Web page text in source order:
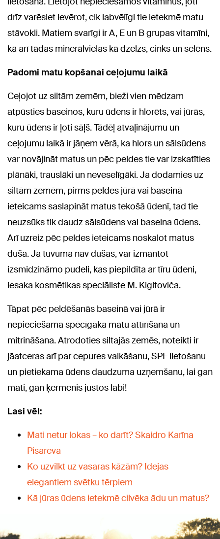
drīz varēsiet ievērot, cik labvēlīgi tie ietekmē matu
stāvokli. Matiem svarīgi ir A, E un B grupas vitamīni,
kā arī tādas minerālvielas kā dzelzs, cinks un selēns.
Padomi matu kopšanai ceļojumu laikā
Ceļojot uz siltām zemēm, bieži vien mēdzam
atpūsties baseinos, kuru ūdens ir hlorēts, vai jūrās,
kuru ūdens ir ļoti sāļš. Tādēļ atvaļinājumu un
ceļojumu laikā ir jāņem vērā, ka hlors un sālsūdens
var novājināt matus un pēc peldes tie var izskatīties
plānāki, trauslāki un neveselīgāki. Ja dodamies uz
siltām zemēm, pirms peldes jūrā vai baseinā
ieteicams saslapināt matus tekošā ūdenī, tad tie
neuzsūks tik daudz sālsūdens vai baseina ūdens.
Arī uzreiz pēc peldes ieteicams noskalot matus
dušā. Ja tuvumā nav dušas, var izmantot
izsmidzināmo pudeli, kas piepildīta ar tīru ūdeni,
iesaka kosmētikas speciāliste M. Kigitoviča.
Tāpat pēc peldēšanās baseinā vai jūrā ir
nepieciešama spēcīgāka matu attīrīšana un
mitrināšana. Atrodoties siltajās zemēs, noteikti ir
jāatceras arī par cepures valkāšanu, SPF lietošanu
un pietiekama ūdens daudzuma uzņemšanu, lai gan
mati, gan ķermenis justos labi!
Lasi vēl:
Mati netur lokas – ko darīt? Skaidro Karīna
Pisareva
Ko uzvilkt uz vasaras kāzām? Idejas
elegantiem svētku tērpiem
Kā jūras ūdens ietekmē cilvēka ādu un matus?